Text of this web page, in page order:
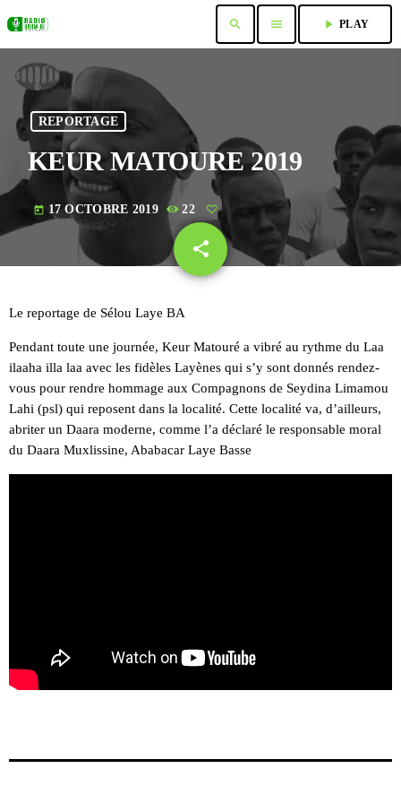
search menu play_arrow PLAY
REPORTAGE
KEUR MATOURE 2019
today 17 OCTOBRE 2019 22
share
email
Le reportage de Sélou Laye BA
Pendant toute une journée, Keur Matouré a vibré au rythme du Laa
ilaaha illa laa avec les fidèles Layènes qui s’y sont donnés rendez-
vous pour rendre hommage aux Compagnons de Seydina Limamou
Lahi (psl) qui reposent dans la localité. Cette localité va, d’ailleurs,
abriter un Daara moderne, comme l’a déclaré le responsable moral
du Daara Muxlissine, Ababacar Laye Basse